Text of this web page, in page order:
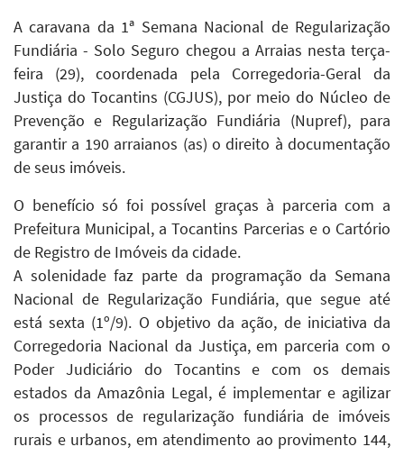
A caravana da 1ª Semana Nacional de Regularização
Fundiária - Solo Seguro chegou a Arraias nesta terça-
feira (29), coordenada pela Corregedoria-Geral da
Justiça do Tocantins (CGJUS), por meio do Núcleo de
Prevenção e Regularização Fundiária (Nupref), para
garantir a 190 arraianos (as) o direito à documentação
de seus imóveis.
O benefício só foi possível graças à parceria com a
Prefeitura Municipal, a Tocantins Parcerias e o Cartório
de Registro de Imóveis da cidade.
A solenidade faz parte da programação da Semana
Nacional de Regularização Fundiária, que segue até
está sexta (1º/9). O objetivo da ação, de iniciativa da
Corregedoria Nacional da Justiça, em parceria com o
Poder Judiciário do Tocantins e com os demais
estados da Amazônia Legal, é implementar e agilizar
os processos de regularização fundiária de imóveis
rurais e urbanos, em atendimento ao provimento 144,